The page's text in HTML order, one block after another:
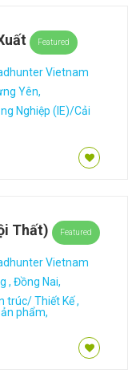
Featured
Vietnam
Yên,
Nghiệp (IE)/Cải
Thất) Featured
Vietnam
, Đồng Nai,
trúc/ Thiết Kế ,
phẩm,